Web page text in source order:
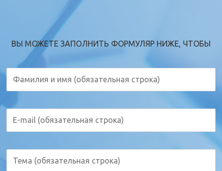
ВЫ МОЖЕТЕ ЗАПОЛНИТЬ ФОРМУЛЯР НИЖЕ, ЧТОБЫ